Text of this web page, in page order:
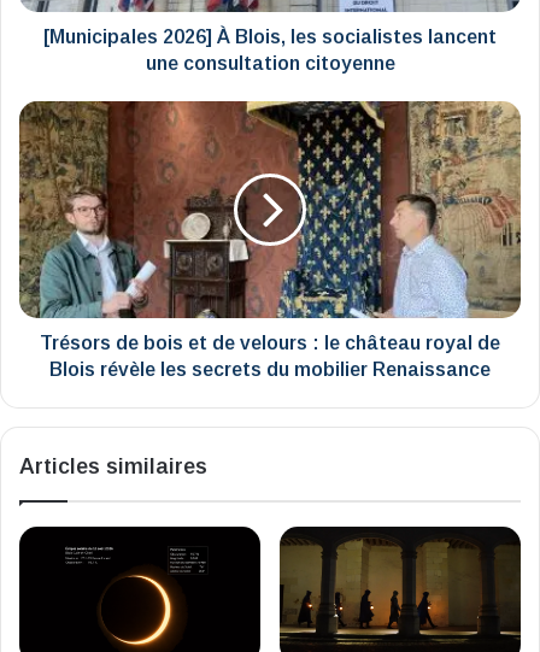
consultation
citoyenne
[Municipales 2026] À Blois, les socialistes lancent
une consultation citoyenne
Trésors
de
bois
et
de
velours
:
le
château
royal
secrets
Renaissance
Trésors de bois et de velours : le château royal de
Blois révèle les secrets du mobilier Renaissance
Articles similaires